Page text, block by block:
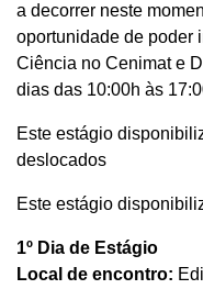
a decorrer neste
oportunidade de poder
Ciência no Cenimat e
dias das 10:00h às
Este estágio
deslocados
Este estágio
1º Dia de Estágio
Local de encontro: